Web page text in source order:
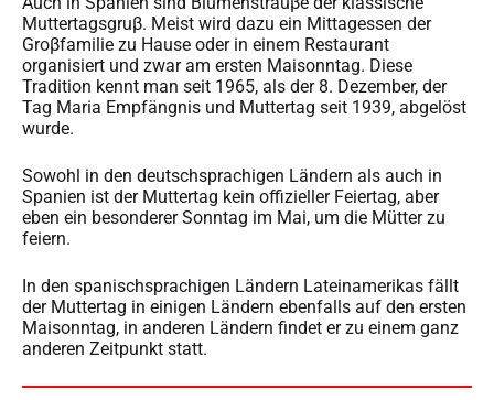
Muttertagsgruβ. Meist wird dazu ein Mittagessen der
Groβfamilie zu Hause oder in einem Restaurant
organisiert und zwar am ersten Maisonntag. Diese
Tradition kennt man seit 1965, als der 8. Dezember, der
Tag Maria Empfängnis und Muttertag seit 1939, abgelöst
wurde.
Sowohl in den deutschsprachigen Ländern als auch in
Spanien ist der Muttertag kein offizieller Feiertag, aber
eben ein besonderer Sonntag im Mai, um die Mütter zu
feiern.
In den spanischsprachigen Ländern Lateinamerikas fällt
der Muttertag in einigen Ländern ebenfalls auf den ersten
Maisonntag, in anderen Ländern findet er zu einem ganz
anderen Zeitpunkt statt.